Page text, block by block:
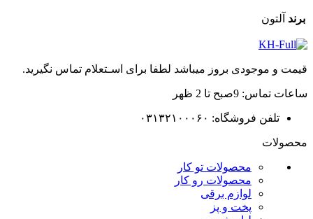
برند آلتون
قیمت و موجودی بروز میباشد لطفا برای اسـتعلام تماس نگیرید.
ساعات تماس: 9صبح تا 2 ظهر
تلفن فروشگاه: ۰۳۱۳۲۱۰۰۰۶۰
محصولات
محصولات تو کار
محصولات رو کار
لوازم برقی
پخت و پز